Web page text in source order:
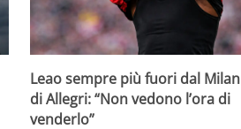
Leao sempre più fuori dal Milan
di Allegri: “Non vedono l’ora di
venderlo”